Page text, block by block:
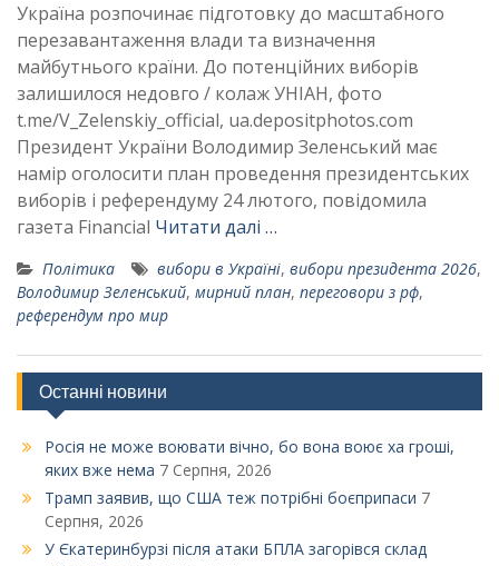
Україна розпочинає підготовку до масштабного
перезавантаження влади та визначення
майбутнього країни. До потенційних виборів
залишилося недовго / колаж УНІАН, фото
t.me/V_Zelenskiy_official, ua.depositphotos.com
Президент України Володимир Зеленський має
намір оголосити план проведення президентських
виборів і референдуму 24 лютого, повідомила
газета Financial Читати далі …
Політика вибори в Україні, вибори президента 2026,
Володимир Зеленський, мирний план, переговори з рф,
референдум про мир
Останні новини
Росія не може воювати вічно, бо вона воює ха гроші,
яких вже нема 7 Серпня, 2026
Трамп заявив, що США теж потрібні боєприпаси 7
Серпня, 2026
У Єкатеринбурзі після атаки БПЛА загорівся склад